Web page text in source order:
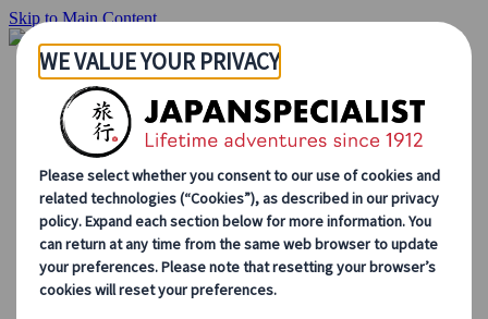
Skip to Main Content
Hjemmesiden
Reiser
Individuelle reiser
Gruppereiser
Kjør-selv ferie
Utflukter
Skreddersydde gruppereiser
Japan Rail Pass
Hvordan vi jobber
Om oss
Vårt team
Bli en del av teamet vårt